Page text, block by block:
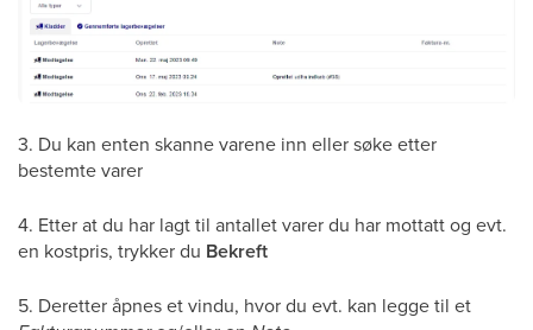
3. Du kan enten skanne varene inn eller søke etter
bestemte varer
4. Etter at du har lagt til antallet varer du har mottatt og evt.
en kostpris, trykker du Bekreft
5. Deretter åpnes et vindu, hvor du evt. kan legge til et